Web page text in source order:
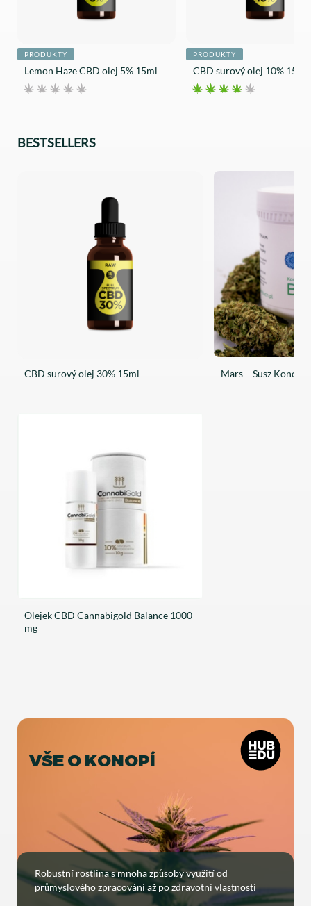
PRODUKTY
Lemon Haze CBD olej 5% 15ml
PRODUKTY
CBD surový olej 10% 15ml
BESTSELLERS
CBD surový olej 30% 15ml Mars – Susz
Olejek CBD Cannabigold Balance 1000
mg
VŠE O KONOPÍ
Robustní rostlina s mnoha způsoby využití od
průmyslového zpracování až po zdravotní vlastnosti